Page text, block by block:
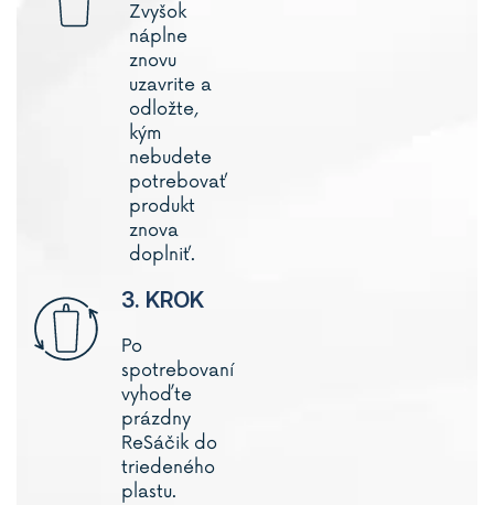
Zvyšok
náplne
znovu
uzavrite a
odložte,
kým
nebudete
potrebovať
produkt
znova
doplniť.
3. KROK
Po
spotrebovaní
vyhoďte
prázdny
ReSáčik do
triedeného
plastu.